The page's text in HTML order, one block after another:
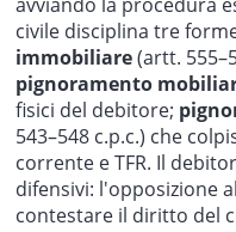
civile disciplina tre
immobiliare(artt.
pignoramento
fisici del debitore;
543–548 c.p.c.) che
corrente e TFR. Il
difensivi: l'opposizione
contestare il diritto del